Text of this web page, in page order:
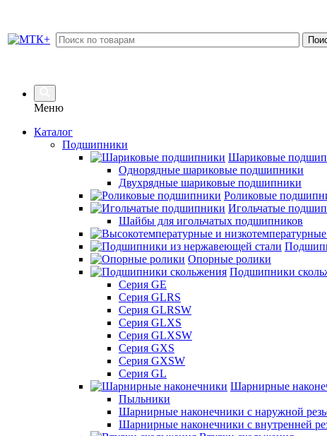
Меню
Каталог
Подшипники
Шариковые
Однорядные шариковые подшипники
Двухрядные шариковые подшипники
Роликовые
Игольчатые
Шайбы для игольчатых подшипников
Опорные ролики
Подшипники
Серия GE
Серия GLRS
Серия GLRSW
Серия GLXS
Серия GLXSW
Серия GXS
Серия GXSW
Серия GL
Шарнирные
Пыльники
Шарнирные наконечники с наружной
Шарнирные наконечники с внутренней